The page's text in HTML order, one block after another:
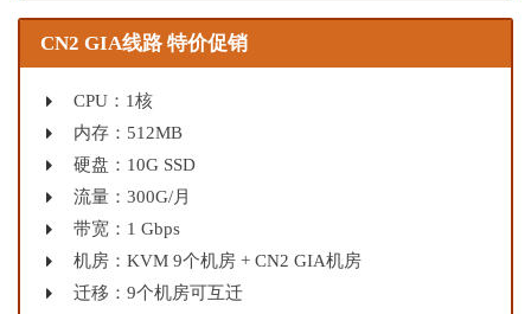
CN2 GIA线路 特价促销
CPU：1核
内存：512MB
硬盘：10G SSD
流量：300G/月
带宽：1 Gbps
机房：KVM 9个机房 + CN2 GIA机房
迁移：9个机房可互迁